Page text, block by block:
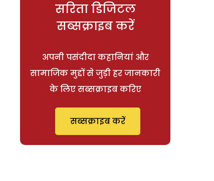
सरिता डिजिटल
सब्सक्राइब करें
अपनी पसंदीदा कहानियां और
सामाजिक मुद्दों से जुड़ी हर जानकारी
के लिए सब्सक्राइब करिए
सब्सक्राइब करें